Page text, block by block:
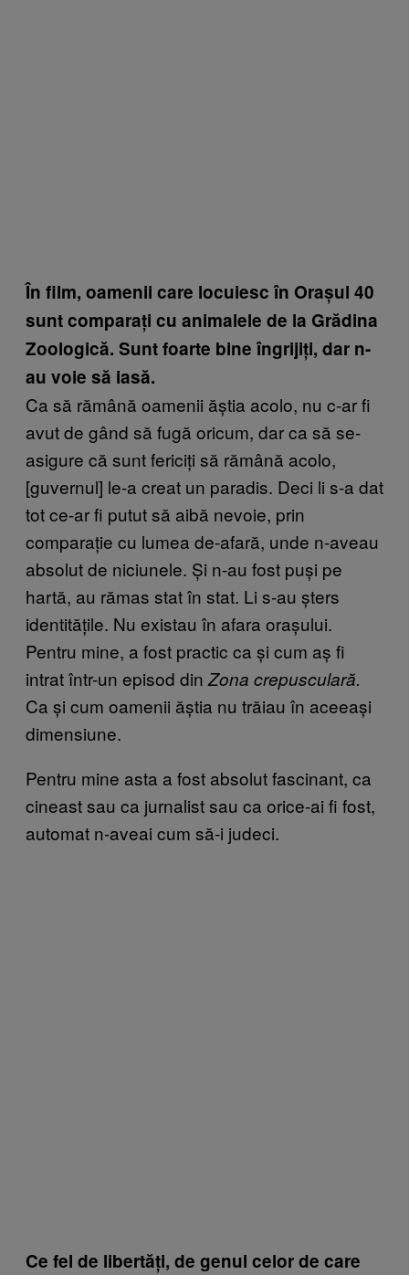
În film, oamenii care locuiesc în Orașul 40
sunt comparați cu animalele de la Grădina
Zoologică. Sunt foarte bine îngrijiți, dar n-
au voie să iasă.
Ca să rămână oamenii ăștia acolo, nu c-ar fi
avut de gând să fugă oricum, dar ca să se-
asigure că sunt fericiți să rămână acolo,
[guvernul] le-a creat un paradis. Deci li s-a dat
tot ce-ar fi putut să aibă nevoie, prin
comparație cu lumea de-afară, unde n-aveau
absolut de niciunele. Și n-au fost puși pe
hartă, au rămas stat în stat. Li s-au șters
identitățile. Nu existau în afara orașului.
Pentru mine, a fost practic ca și cum aș fi
intrat într-un episod din Zona crepusculară.
Ca și cum oamenii ăștia nu trăiau în aceeași
dimensiune.
Pentru mine asta a fost absolut fascinant, ca
cineast sau ca jurnalist sau ca orice-ai fi fost,
automat n-aveai cum să-i judeci.
Ce fel de libertăți, de genul celor de care